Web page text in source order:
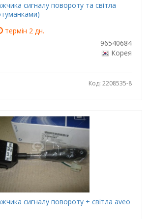
сигналу повороту та світла
термін 2 дн.
96540684
Корея
Код: 2208535-8
сигналу повороту + світла aveo